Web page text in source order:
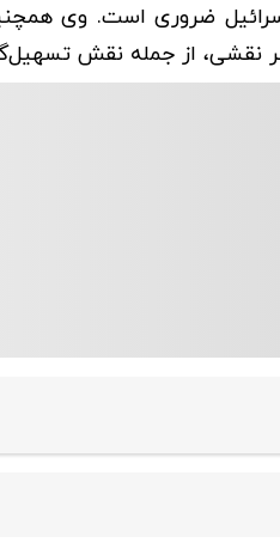
ضروری است. وی
از جمله نقش تسهیل‌گر